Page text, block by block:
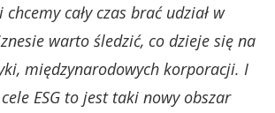
chcemy cały czas brać udział w
warto śledzić, co dzieje się na
międzynarodowych korporacji. I
ESG to jest taki nowy obszar